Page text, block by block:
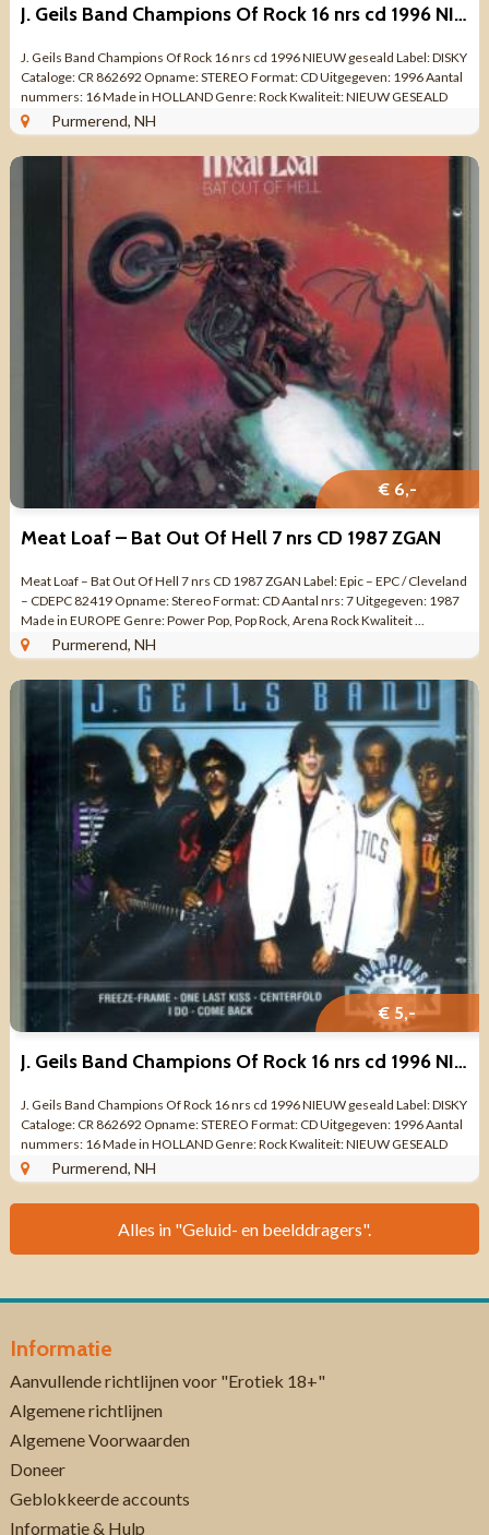
J. Geils Band Champions Of Rock 16 nrs cd 1996 NIEUW geseald
J. Geils Band Champions Of Rock 16 nrs cd 1996 NIEUW geseald Label: DISKY
Cataloge: CR 862692 Opname: STEREO Format: CD Uitgegeven: 1996 Aantal
nummers: 16 Made in HOLLAND Genre: Rock Kwaliteit: NIEUW GESEALD
Tracklist CD 1 ...
Purmerend, NH
€ 6,-
Meat Loaf – Bat Out Of Hell 7 nrs CD 1987 ZGAN
Meat Loaf – Bat Out Of Hell 7 nrs CD 1987 ZGAN Label: Epic – EPC / Cleveland
– CDEPC 82419 Opname: Stereo Format: CD Aantal nrs: 7 Uitgegeven: 1987
Made in EUROPE Genre: Power Pop, Pop Rock, Arena Rock Kwaliteit ...
Purmerend, NH
€ 5,-
J. Geils Band Champions Of Rock 16 nrs cd 1996 NIEUW geseald
J. Geils Band Champions Of Rock 16 nrs cd 1996 NIEUW geseald Label: DISKY
Cataloge: CR 862692 Opname: STEREO Format: CD Uitgegeven: 1996 Aantal
nummers: 16 Made in HOLLAND Genre: Rock Kwaliteit: NIEUW GESEALD
Tracklist CD 1 ...
Purmerend, NH
Alles in "Geluid- en beelddragers".
Informatie
Aanvullende richtlijnen voor "Erotiek 18+"
Algemene richtlijnen
Algemene Voorwaarden
Doneer
Geblokkeerde accounts
Informatie & Hulp